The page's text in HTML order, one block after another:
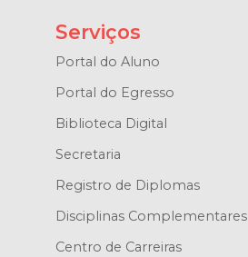
Serviços
Portal do Aluno
Portal do Egresso
Biblioteca Digital
Secretaria
Registro de Diplomas
Disciplinas Complementares
Centro de Carreiras